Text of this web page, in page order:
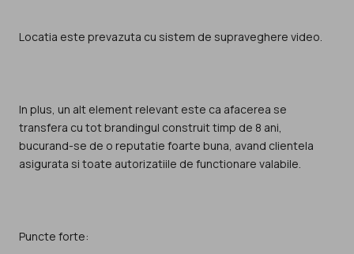
Locatia este prevazuta cu sistem de supraveghere video.
In plus, un alt element relevant este ca afacerea se
transfera cu tot brandingul construit timp de 8 ani,
bucurand-se de o reputatie foarte buna, avand clientela
asigurata si toate autorizatiile de functionare valabile.
Puncte forte: